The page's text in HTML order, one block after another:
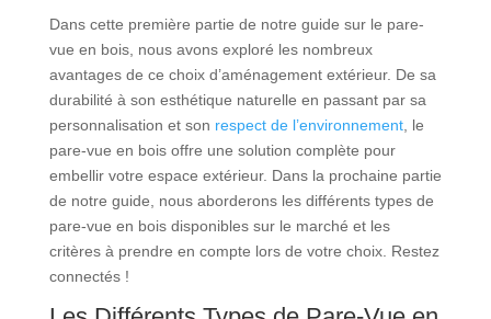
Dans cette première partie de notre guide sur le pare-
vue en bois, nous avons exploré les nombreux
avantages de ce choix d’aménagement extérieur. De sa
durabilité à son esthétique naturelle en passant par sa
personnalisation et son respect de l’environnement, le
pare-vue en bois offre une solution complète pour
embellir votre espace extérieur. Dans la prochaine partie
de notre guide, nous aborderons les différents types de
pare-vue en bois disponibles sur le marché et les
critères à prendre en compte lors de votre choix. Restez
connectés !